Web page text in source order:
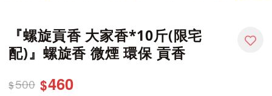
『螺旋貢香 大家香*10斤(限宅
配)』螺旋香 微煙 環保 貢香
$500 $460